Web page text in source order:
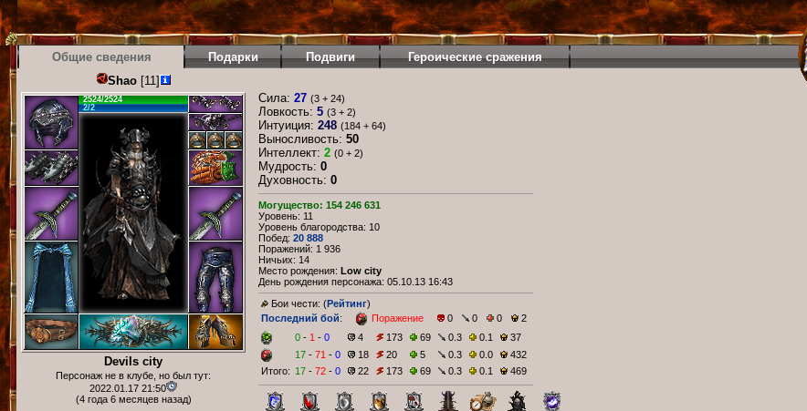
Общие сведения Подарки Подвиги
Героические сражения
Shao[11]
2524/2524
2/2
Devils city
Персонаж не в клубе, но был тут:
2022.01.17 21:50
(4 года 6 месяцев назад)
Сила: 27 (3 + 24)
Ловкость: 5 (3 + 2)
Интуиция: 248 (184 + 64)
Выносливость: 50
Интеллект: 2 (0 + 2)
Мудрость: 0
Духовность: 0
Могущество: 154 246 631
Уровень: 11
Уровень благородства: 10
Побед: 20 888
Поражений: 1 936
Ничьих: 14
Место рождения: Low city
День рождения персонажа: 05.10.13 16:43
Бои чести: (Рейтинг)
Последний бой: Поражение 0 0 0
2
0 - 1 - 0 4 173 69 0.3 0.1
37
17 - 71 - 0 18 20 5 0.3 0.0
432
Итого: 17 - 72 - 0 22 173 69 0.3 0.1 469